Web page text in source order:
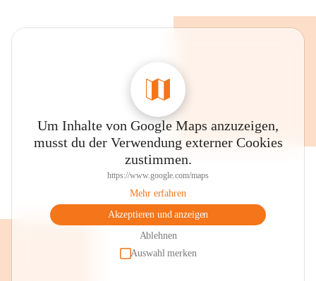
Um Inhalte von Google Maps anzuzeigen,
musst du der Verwendung externer Cookies
zustimmen.
https://www.google.com/maps
Mehr erfahren
Akzeptieren und anzeigen
Ablehnen
Auswahl merken